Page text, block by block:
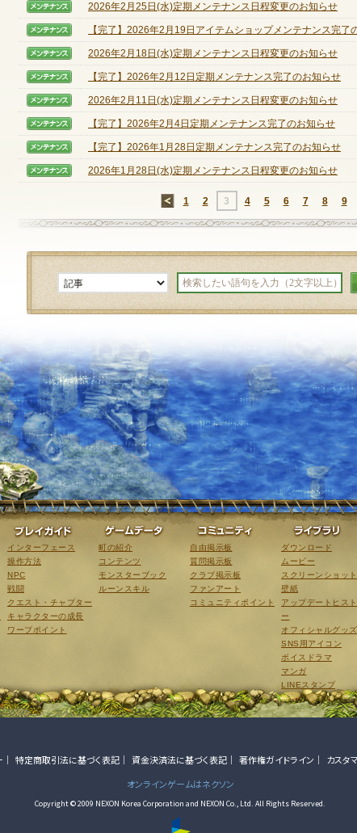
NEXONポイントチャージ
定期メンテナンス
※メンテナンス中はゲームをプレイできません。
【メンテナンス】
2026年2月25日(水)定期メンテナンス日程変更のお知らせ
【メンテナンス】
【完了】2026年2月19日アイテムショップメンテナンス完了
【メンテナンス】
2026年2月18日(水)定期メンテナンス日程変更のお知らせ
【メンテナンス】
【完了】2026年2月12日定期メンテナンス完了のお知らせ
【メンテナンス】
2026年2月11日(水)定期メンテナンス日程変更のお知らせ
【メンテナンス】
【完了】2026年2月4日定期メンテナンス完了のお知らせ
【メンテナンス】
【完了】2026年1月28日定期メンテナンス完了のお知らせ
【メンテナンス】
2026年1月28日(水)定期メンテナンス日程変更のお知らせ
←1 2 3 4 5 6 7 8 9
ゲーム紹介 プレイガイド
インターフェース
操作方法
NPC
戦闘
クエスト・チャプター
キャラクターの成長
ワープポイント
ゲームデータ
町の紹介
コンテンツ
モンスターブック
ルーンスキル
コミュニティ
自由掲示板
質問掲示板
クラブ掲示板
ファンアート
コミュニティポイント
ダウンロード
ムービー
スクリーンショット
壁紙
アップデートヒス
ー
オフィシャルグッズ
SNS用アイコン
ボイスドラマ
マンガ
LINEスタンプ
特定商取引法に基づく表記 資金決済法に基づく表記 著作権ガイドライン カスタ
オンラインゲームはネクソン
Copyright © 2009 NEXON Korea Corporation and NEXON Co., Ltd. All Rights Reserved.